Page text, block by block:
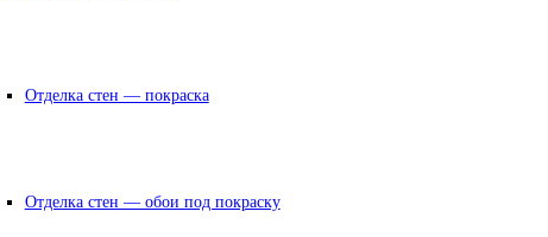
Отделка стен — покраска
Отделка стен — обои под покраску